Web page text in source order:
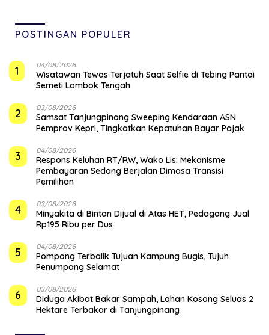
POSTINGAN POPULER
1 04/08/2026
Wisatawan Tewas Terjatuh Saat Selfie di Tebing Pantai
Semeti Lombok Tengah
2 03/08/2026
Samsat Tanjungpinang Sweeping Kendaraan ASN
Pemprov Kepri, Tingkatkan Kepatuhan Bayar Pajak
3 04/08/2026
‎Respons Keluhan RT/RW, Wako Lis: Mekanisme
Pembayaran Sedang Berjalan Dimasa Transisi
Pemilihan
4 03/08/2026
Minyakita di Bintan Dijual di Atas HET, Pedagang Jual
Rp195 Ribu per Dus
5 04/08/2026
Pompong Terbalik Tujuan Kampung Bugis, Tujuh
Penumpang Selamat
6 03/08/2026
Diduga Akibat Bakar Sampah, Lahan Kosong Seluas 2
Hektare Terbakar di Tanjungpinang